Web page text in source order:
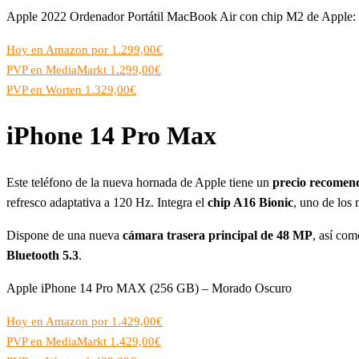
Apple 2022 Ordenador Portátil MacBook Air con chip M2 de
Hoy en Amazon por 1.299,00€
PVP en MediaMarkt 1.299,00€
PVP en Worten 1.329,00€
iPhone 14 Pro Max
Este teléfono de la nueva hornada de Apple tiene un precio
refresco adaptativa a 120 Hz. Integra el chip A16 Bionic, uno de los
Dispone de una nueva cámara trasera principal de 48 MP, así
Bluetooth 5.3.
Apple iPhone 14 Pro MAX (256 GB) – Morado Oscuro
Hoy en Amazon por 1.429,00€
PVP en MediaMarkt 1.429,00€